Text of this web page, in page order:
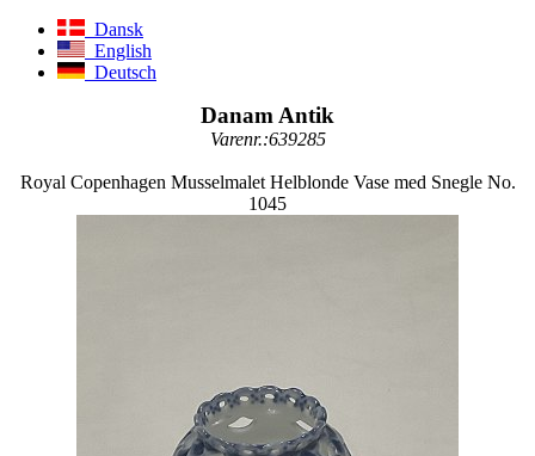
Dansk
English
Deutsch
Danam Antik
Varenr.:639285
Royal Copenhagen Musselmalet Helblonde Vase med Snegle No.
1045